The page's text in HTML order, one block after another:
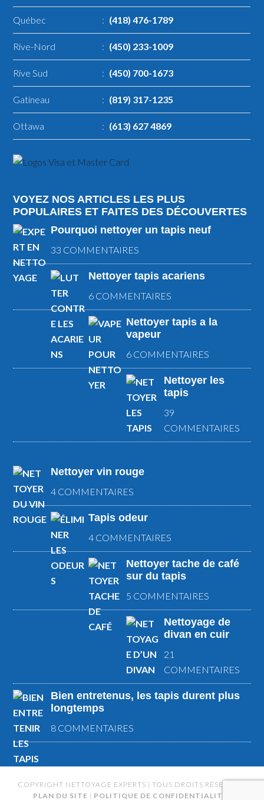
Québec : (418) 476-1789
Rive-Nord : (450) 233-1009
Rive Sud : (450) 700-1673
Gatineau : (819) 317-1235
Ottawa : (613) 627 4869
VOYEZ NOS ARTICLES LES PLUS
POPULAIRES ET FAITES DES DÉCOUVERTES
Pourquoi nettoyer un tapis neuf
33 COMMENTAIRES
Nettoyer tapis acariens
6 COMMENTAIRES
Nettoyer tapis a la
vapeur
6 COMMENTAIRES
Nettoyer les
tapis
39
COMMENTAIRES
Nettoyer vin rouge
4 COMMENTAIRES
Tapis odeur
4 COMMENTAIRES
Nettoyer tache de café
sur du tapis
5 COMMENTAIRES
Nettoyage de
divan en cuir
21
COMMENTAIRES
Bien entretenus, les tapis durent plus
longtemps
8 COMMENTAIRES
COPYRIGHT NETTOYAGE EXPERTS | TOUS DROITS RÉSERVÉS |
PLAN DU SITE | POLITIQUE DE CONFIDENTIALITÉ